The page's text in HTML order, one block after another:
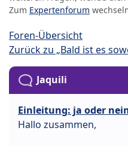
Zum Expertenforum
Foren-Übersicht
Zurück zu „Bald ist es
Jaquili
Einleitung: ja oder
Hallo zusammen,